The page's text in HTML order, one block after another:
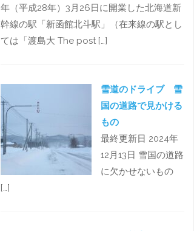
年（平成28年）3月26日に開業した北海道新
幹線の駅「新函館北斗駅」（在来線の駅とし
ては「渡島大 The post […]
雪道のドライブ 雪
国の道路で見かける
もの
最終更新日 2024年
12月13日 雪国の道路
に欠かせないもの
[…]